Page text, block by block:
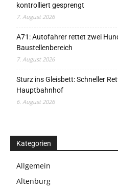
kontrolliert gesprengt
7. August 2026
A71: Autofahrer rettet zwei
Baustellenbereich
7. August 2026
Sturz ins Gleisbett: Schneller
Hauptbahnhof
6. August 2026
Kategorien
Allgemein
Altenburg